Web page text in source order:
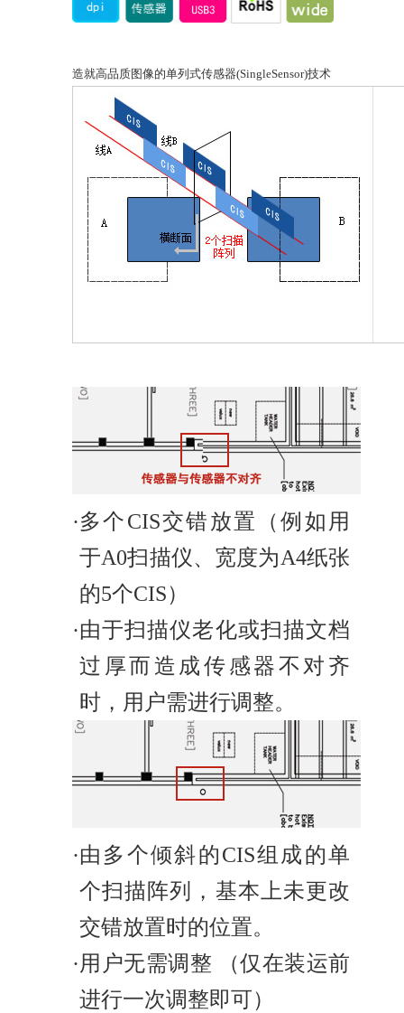
造就高品质图像的单列式传感器(SingleSensor)技术
·多个CIS交错放置（例如用
于A0扫描仪、宽度为A4纸张
的5个CIS）
·由于扫描仪老化或扫描文档
过厚而造成传感器不对齐
时，用户需进行调整。
·由多个倾斜的CIS组成的单
个扫描阵列，基本上未更改
交错放置时的位置。
·用户无需调整 （仅在装运前
进行一次调整即可）